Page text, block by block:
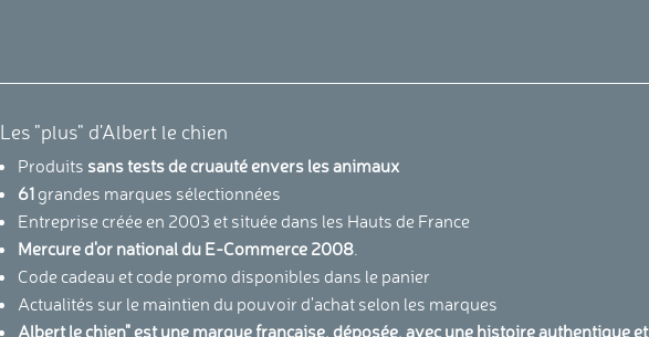
Les "plus" d'Albert le chien
Produits sans tests de cruauté envers les animaux
61 grandes marques sélectionnées
Entreprise créée en 2003 et située dans les Hauts de France
Mercure d'or national du E-Commerce 2008.
Code cadeau et code promo disponibles dans le panier
Actualités sur le maintien du pouvoir d'achat selon les marques
Albert le chien" est une marque française, déposée, avec une histoire authentique et